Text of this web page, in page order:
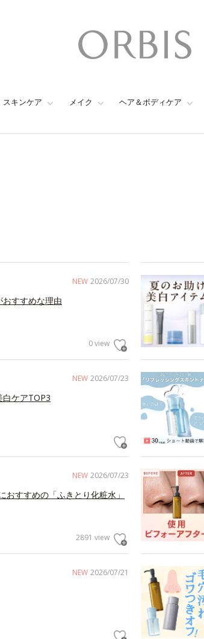
スキンケア メイク ヘア＆ボディケア
NEW 2026/07/30
すすめな理由
0 view
NEW 2026/07/23
ケアTOP3
NEW 2026/07/23
すすめの「ふきとり化粧水」
2891 view
NEW 2026/07/21